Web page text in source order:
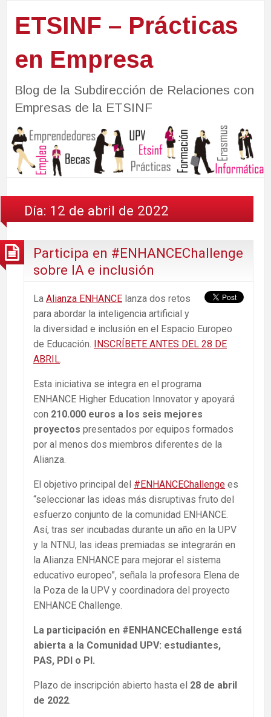
ETSINF – Prácticas
en Empresa
Blog de la Subdirección de Relaciones con
Empresas de la ETSINF
Día: 12 de abril de 2022
Participa en #ENHANCEChallenge
sobre IA e inclusión
La Alianza ENHANCE lanza dos retos
para abordar la inteligencia artificial y
la diversidad e inclusión en el Espacio Europeo
de Educación. INSCRÍBETE ANTES DEL 28 DE
ABRIL.
Esta iniciativa se integra en el programa
ENHANCE Higher Education Innovator y apoyará
con 210.000 euros a los seis mejores
proyectos presentados por equipos formados
por al menos dos miembros diferentes de la
Alianza.
El objetivo principal del #ENHANCEChallenge es
“seleccionar las ideas más disruptivas fruto del
esfuerzo conjunto de la comunidad ENHANCE.
Así, tras ser incubadas durante un año en la UPV
y la NTNU, las ideas premiadas se integrarán en
la Alianza ENHANCE para mejorar el sistema
educativo europeo”, señala la profesora Elena de
la Poza de la UPV y coordinadora del proyecto
ENHANCE Challenge.
La participación en #ENHANCEChallenge está
abierta a la Comunidad UPV: estudiantes,
PAS, PDI o PI.
Plazo de inscripción abierto hasta el 28 de abril
de 2022.